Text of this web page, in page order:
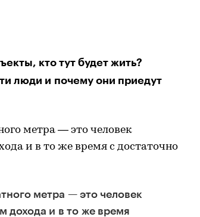
кто тут будет жить?
люди и почему они приедут
метра — это человек
и в то же время с достаточно
метра — это человек
дохода и в то же время